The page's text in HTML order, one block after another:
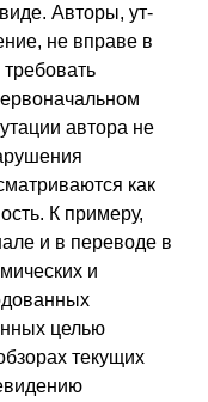
Авторы, ут­
не вправе в
автора не
как
К примеру,
и в переводе в
и
целью
теку­щих